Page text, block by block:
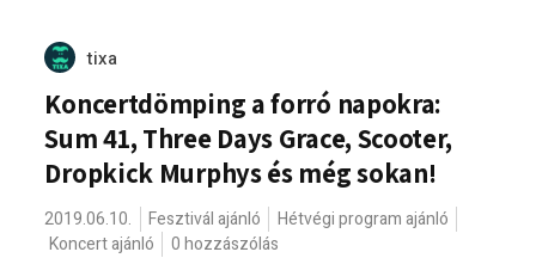
tixa
Koncertdömping a forró napokra:
Sum 41, Three Days Grace, Scooter,
Dropkick Murphys és még sokan!
2019.06.10. Fesztivál ajánló
Hétvégi program ajánló
Koncert ajánló
0 hozzászólás